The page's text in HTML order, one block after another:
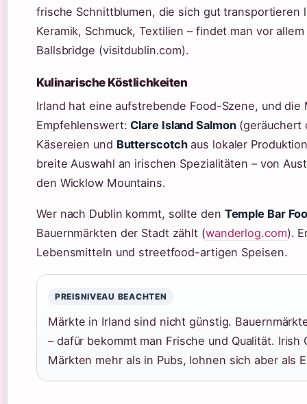
frische Schnittblumen, die sich gut transportieren
Keramik, Schmuck, Textilien – findet man vor
Ballsbridge (visitdublin.com).
Kulinarische Köstlichkeiten
Irland hat eine aufstrebende Food-Szene, und
Empfehlenswert:Clare Island Salmon(geräuchert
Käsereien und Butterscotchaus lokaler
breite Auswahl an irischen Spezialitäten – von
den Wicklow Mountains.
Wer nach Dublin kommt, sollte den Temple Bar
Bauernmärkten der Stadt zählt (wanderlog.com).
Lebensmitteln und streetfood-artigen Speisen.
PREISNIVEAU BEACHTEN
Märkte in Irland sind nicht günstig.
– dafür bekommt man Frische und Qualität.
Märkten mehr als in Pubs, lohnen sich aber als